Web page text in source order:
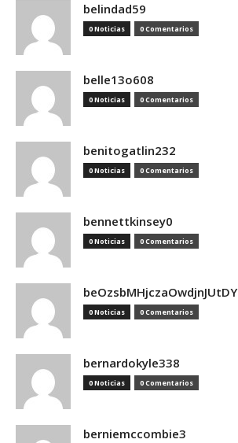
belindad59
0 Noticias 0 Comentarios
belle13o608
0 Noticias 0 Comentarios
benitogatlin232
0 Noticias 0 Comentarios
bennettkinsey0
0 Noticias 0 Comentarios
beOzsbMHjczaOwdjnJUtDY
0 Noticias 0 Comentarios
bernardokyle338
0 Noticias 0 Comentarios
berniemccombie3